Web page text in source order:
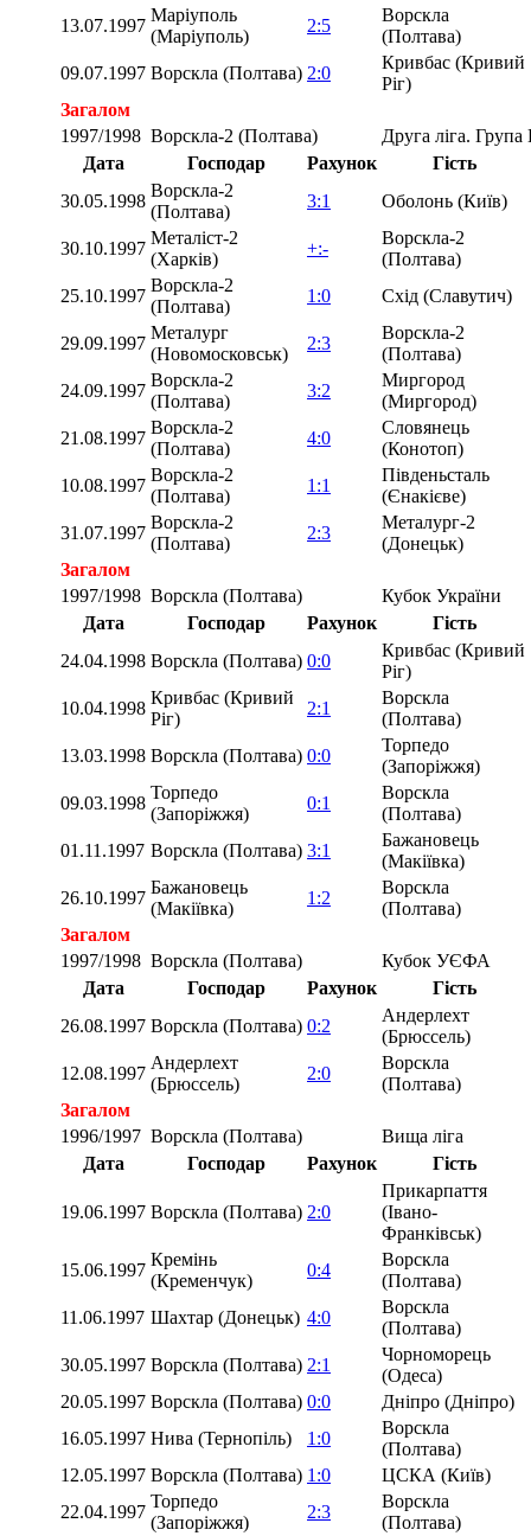
13.07.1997
Маріуполь
(Маріуполь)
2:5
Ворскла
(Полтава)
09.07.1997 Ворскла (Полтава) 2:0
Кривбас (Кривий
Ріг)
Загалом
1997/1998 Ворскла-2 (Полтава)
Друга ліга. Група
Дата
Господар Рахунок
Гість
30.05.1998
Ворскла-2
(Полтава)
3:1 Оболонь (Київ)
30.10.1997
Металіст-2
(Харків)
+:-
Ворскла-2
(Полтава)
25.10.1997
Ворскла-2
(Полтава)
1:0 Схід (Славутич)
29.09.1997
Металург
(Новомосковськ)
2:3
Ворскла-2
(Полтава)
24.09.1997
Ворскла-2
(Полтава)
3:2
Миргород
(Миргород)
21.08.1997
Ворскла-2
(Полтава)
4:0
Словянець
(Конотоп)
10.08.1997
Ворскла-2
(Полтава)
1:1
Південьсталь
(Єнакієве)
31.07.1997
Ворскла-2
(Полтава)
2:3
Металург-2
(Донецьк)
Загалом
1997/1998 Ворскла (Полтава)
Кубок України
Дата
Господар Рахунок
Гість
24.04.1998 Ворскла (Полтава) 0:0
Кривбас (Кривий
Ріг)
10.04.1998
Кривбас (Кривий
Ріг)
2:1
Ворскла
(Полтава)
13.03.1998 Ворскла (Полтава) 0:0
Торпедо
(Запоріжжя)
09.03.1998
Торпедо
(Запоріжжя)
0:1
Ворскла
(Полтава)
01.11.1997 Ворскла (Полтава) 3:1
Бажановець
(Макіївка)
26.10.1997
Бажановець
(Макіївка)
1:2
Ворскла
(Полтава)
Загалом
1997/1998 Ворскла (Полтава)
Кубок УЄФА
Дата
Господар Рахунок
Гість
26.08.1997 Ворскла (Полтава) 0:2
Андерлехт
(Брюссель)
12.08.1997
Андерлехт
(Брюссель)
2:0
Ворскла
(Полтава)
Загалом
1996/1997 Ворскла (Полтава)
Вища ліга
Дата
Господар Рахунок Гість
19.06.1997 Ворскла (Полтава) 2:0
Прикарпаття
(Івано-
Франківськ)
15.06.1997
Кремінь
(Кременчук)
0:4
Ворскла
(Полтава)
11.06.1997 Шахтар (Донецьк) 4:0
Ворскла
(Полтава)
30.05.1997 Ворскла (Полтава) 2:1
Чорноморець
(Одеса)
20.05.1997 Ворскла (Полтава) 0:0
Дніпро (Дніпро)
16.05.1997 Нива (Тернопіль) 1:0
Ворскла
(Полтава)
12.05.1997 Ворскла (Полтава) 1:0
ЦСКА (Київ)
22.04.1997
Торпедо
(Запоріжжя)
2:3
Ворскла
(Полтава)